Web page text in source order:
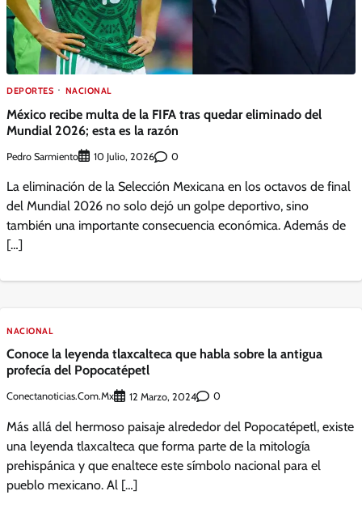
DEPORTES NACIONAL
México recibe multa de la FIFA tras quedar eliminado del
Mundial 2026; esta es la razón
Pedro Sarmiento 10 Julio, 2026 0
La eliminación de la Selección Mexicana en los octavos de final
del Mundial 2026 no solo dejó un golpe deportivo, sino
también una importante consecuencia económica. Además de
[…]
NACIONAL
Conoce la leyenda tlaxcalteca que habla sobre la antigua
profecía del Popocatépetl
Conectanoticias.com.mx 12 Marzo, 2024 0
Más allá del hermoso paisaje alrededor del Popocatépetl, existe
una leyenda tlaxcalteca que forma parte de la mitología
prehispánica y que enaltece este símbolo nacional para el
pueblo mexicano. Al […]